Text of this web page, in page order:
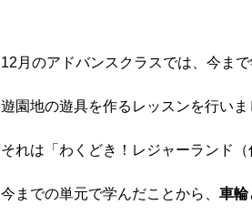
12月のアドバンスクラスでは、今ま
遊園地の遊具を作るレッスンを行いま
それは「わくどき！レジャーランド（
今までの単元で学んだことから、 車輪